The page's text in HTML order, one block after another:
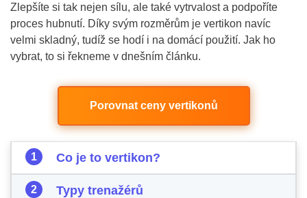
Zlepšíte si tak nejen sílu, ale také vytrvalost a podpoříte
proces hubnutí. Díky svým rozměrům je vertikon navíc
velmi skladný, tudíž se hodí i na domácí použití. Jak ho
vybrat, to si řekneme v dnešním článku.
Porovnat ceny vertikonů
Co je to vertikon?
Typy trenažérů